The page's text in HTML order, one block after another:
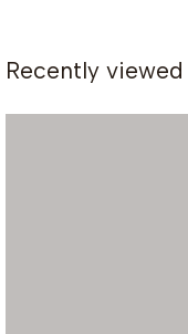
Recently viewed